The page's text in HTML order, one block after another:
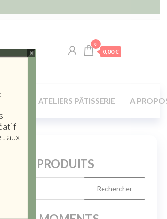
0
0,00 €
ATELIERS PÂTISSERIE A
PRODUITS
aux
×